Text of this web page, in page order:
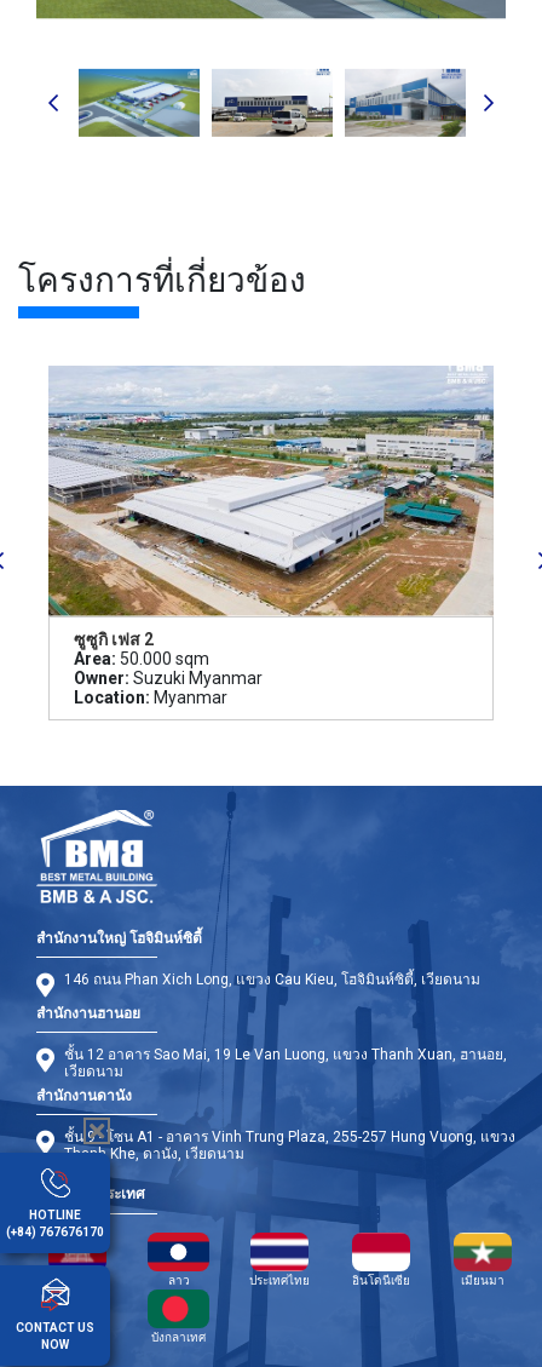
โครงการที่เกี่ยวข้อง
ซูซูกิ เฟส 2
Area: 50.000 sqm
Owner: Suzuki Myanmar
Location: Myanmar
สำนักงานใหญ่ โฮจิมินห์ซิตี้
146 ถนน Phan Xich Long, แขวง Cau Kieu, โฮจิมินห์ซิตี้, เวียดนาม
สำนักงานฮานอย
ชั้น 12 อาคาร Sao Mai, 19 Le Van Luong, แขวง Thanh Xuan, ฮานอย,
เวียดนาม
สำนักงานดานัง
ชั้น 9 - โซน A1 - อาคาร Vinh Trung Plaza, 255-257 Hung Vuong, แขวง
Thanh Khe, ดานัง, เวียดนาม
สาขาต่างประเทศ
กัมพูชา ลาว ประเทศไทย อินโดนีเซีย เมียนมา
ฟิลิปปินส์ บังกลาเทศ
HOTLINE
(+84) 767676170
CONTACT US
NOW